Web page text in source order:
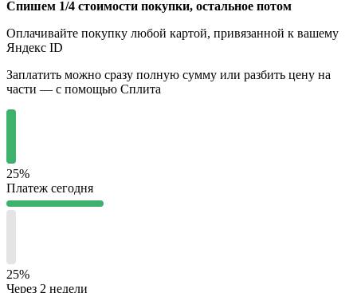
Спишем 1/4 стоимости покупки, остальное потом
Оплачивайте покупку любой картой, привязанной к вашему
Яндекс ID
Заплатить можно сразу полную сумму или разбить цену на
части — с помощью Сплита
25%
Платеж сегодня
25%
Через 2 недели